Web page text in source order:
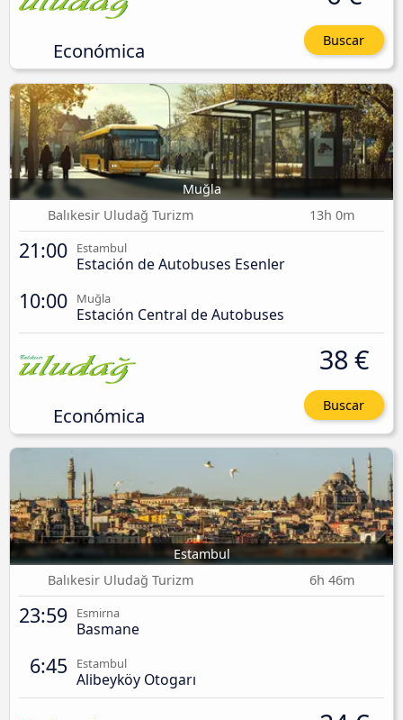
Económica Buscar
Muğla
Balıkesir Uludağ Turizm
13h 0m
21:00 Estambul
Estación de Autobuses Esenler
10:00 Muğla
Estación Central de Autobuses
Económica
38 €
Buscar
Estambul
Balıkesir Uludağ Turizm
6h 46m
23:59 Esmirna
Basmane
6:45 Estambul
Alibeyköy Otogarı